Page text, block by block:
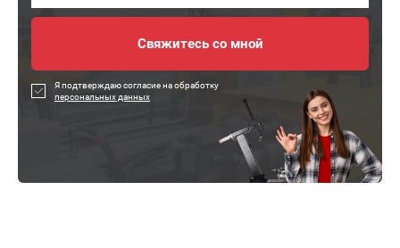
Я подтверждаю согласие на обработку
персональных данных